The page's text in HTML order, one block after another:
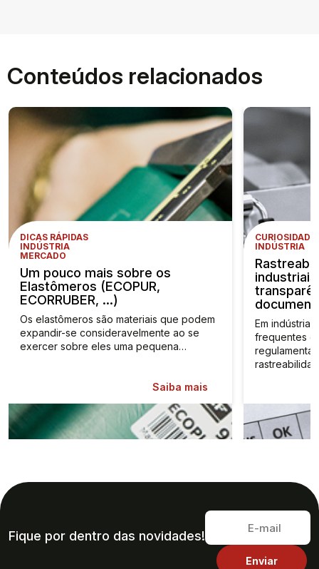
Conteúdos relacionados
DICAS RÁPIDAS
INDÚSTRIA
MERCADO
Um pouco mais sobre os
Elastômeros (ECOPUR,
ECORRUBER, …)
Os elastômeros são materiais que podem
expandir-se consideravelmente ao se
exercer sobre eles uma pequena…
Saiba mais
INDÚSTRIA
Em
frequentes
Fique por dentro das novidades!